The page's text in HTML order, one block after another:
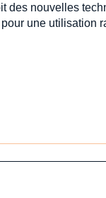
des nouvelles
une utilisation